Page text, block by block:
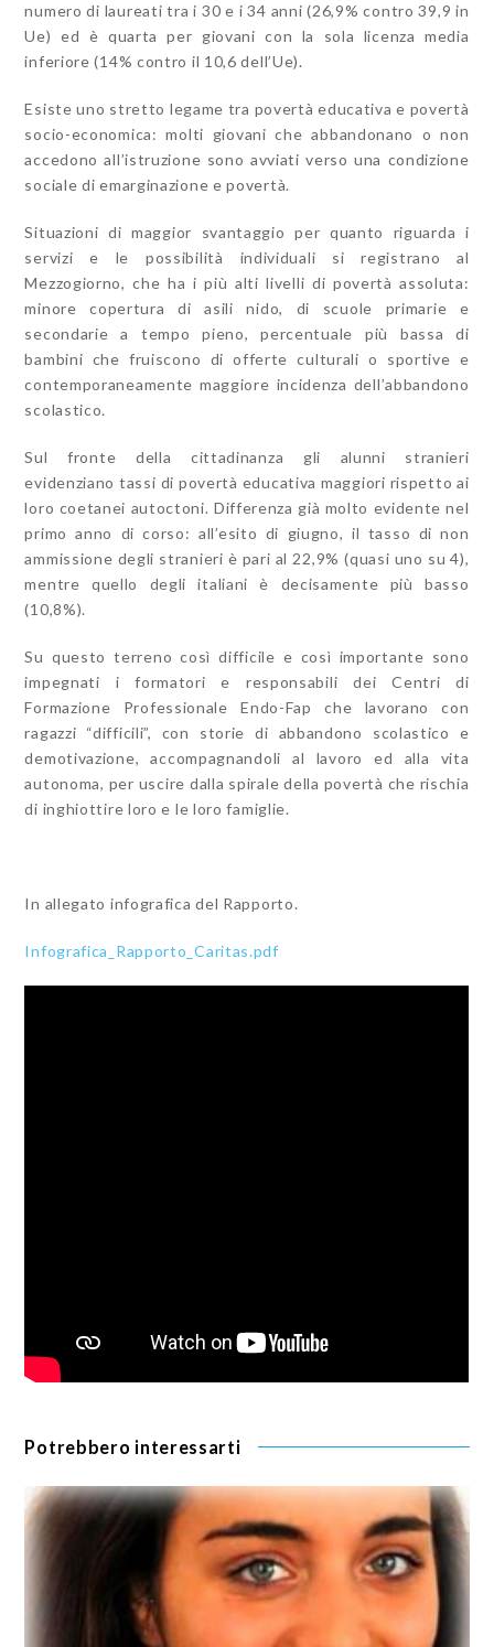
numero di laureati tra i 30 e i 34 anni (26,9% contro 39,9 in
Ue) ed è quarta per giovani con la sola licenza media
inferiore (14% contro il 10,6 dell’Ue).
Esiste uno stretto legame tra povertà educativa e povertà
socio-economica: molti giovani che abbandonano o non
accedono all’istruzione sono avviati verso una condizione
sociale di emarginazione e povertà.
Situazioni di maggior svantaggio per quanto riguarda i
servizi e le possibilità individuali si registrano al
Mezzogiorno, che ha i più alti livelli di povertà assoluta:
minore copertura di asili nido, di scuole primarie e
secondarie a tempo pieno, percentuale più bassa di
bambini che fruiscono di offerte culturali o sportive e
contemporaneamente maggiore incidenza dell’abbandono
scolastico.
Sul fronte della cittadinanza gli alunni stranieri
evidenziano tassi di povertà educativa maggiori rispetto ai
loro coetanei autoctoni. Differenza già molto evidente nel
primo anno di corso: all’esito di giugno, il tasso di non
ammissione degli stranieri è pari al 22,9% (quasi uno su 4),
mentre quello degli italiani è decisamente più basso
(10,8%).
Su questo terreno così difficile e così importante sono
impegnati i formatori e responsabili dei Centri di
Formazione Professionale Endo-Fap che lavorano con
ragazzi “difficili”, con storie di abbandono scolastico e
demotivazione, accompagnandoli al lavoro ed alla vita
autonoma, per uscire dalla spirale della povertà che rischia
di inghiottire loro e le loro famiglie.
In allegato infografica del Rapporto.
Infografica_Rapporto_Caritas.pdf
Potrebbero interessarti